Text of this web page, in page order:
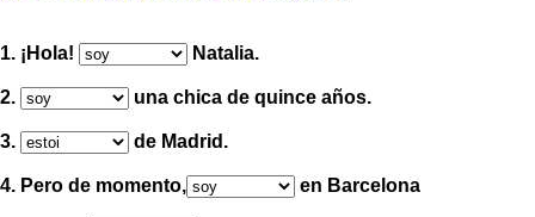
1. ¡ Hola! Natalia.
2. una chica de quince años.
3. de Madrid.
4. Pero de momento, en Barcelona